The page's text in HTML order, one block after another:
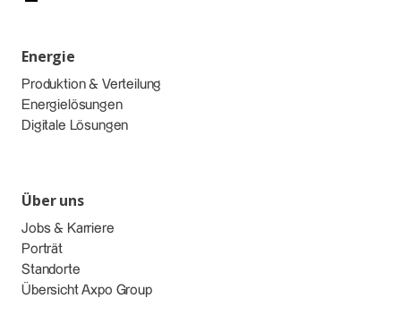
Energie
Produktion & Verteilung
Energielösungen
Digitale Lösungen
Über uns
Jobs & Karriere
Porträt
Standorte
Übersicht Axpo Group